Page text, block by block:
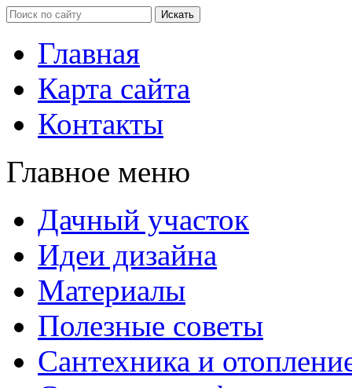
Главная
Карта сайта
Контакты
Главное меню
Дачный участок
Идеи дизайна
Материалы
Полезные советы
Сантехника и